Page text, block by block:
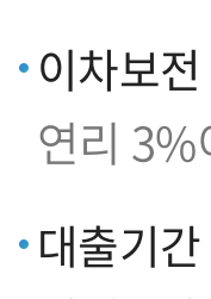
이차보전
연리
대출기간